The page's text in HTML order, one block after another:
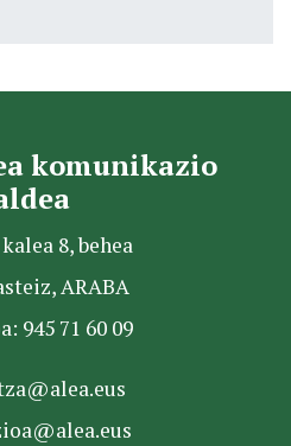
komunikazio
8, behea
ARABA
945 71 60 09